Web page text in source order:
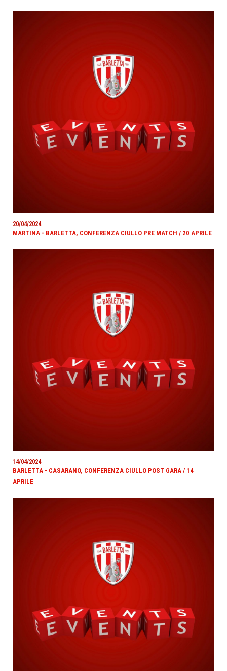
20/04/2024
MARTINA - BARLETTA, CONFERENZA CIULLO PRE MATCH / 20 APRILE
14/04/2024
BARLETTA - CASARANO, CONFERENZA CIULLO POST GARA / 14
APRILE